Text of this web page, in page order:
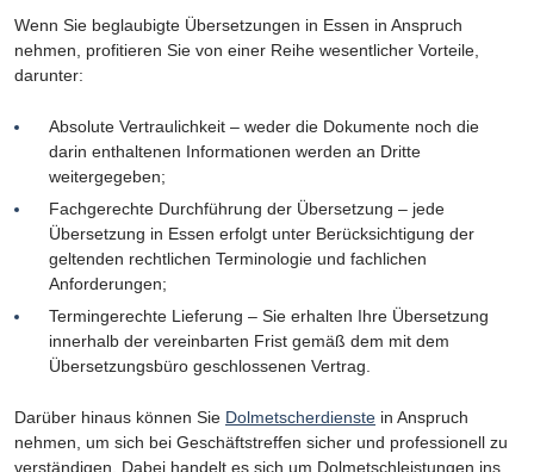
Wenn Sie beglaubigte Übersetzungen in Essen in Anspruch
nehmen, profitieren Sie von einer Reihe wesentlicher Vorteile,
darunter:
Absolute Vertraulichkeit – weder die Dokumente noch die
darin enthaltenen Informationen werden an Dritte
weitergegeben;
Fachgerechte Durchführung der Übersetzung – jede
Übersetzung in Essen erfolgt unter Berücksichtigung der
geltenden rechtlichen Terminologie und fachlichen
Anforderungen;
Termingerechte Lieferung – Sie erhalten Ihre Übersetzung
innerhalb der vereinbarten Frist gemäß dem mit dem
Übersetzungsbüro geschlossenen Vertrag.
Darüber hinaus können Sie Dolmetscherdienste in Anspruch
nehmen, um sich bei Geschäftstreffen sicher und professionell zu
verständigen. Dabei handelt es sich um Dolmetschleistungen ins